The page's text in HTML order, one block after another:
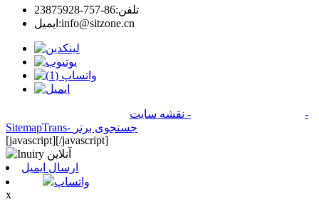
تلفن:86-757-23875928
ایمیل:info@sitzone.cn
- نقشه سایت
-
SitemapTrans
- جستجوی برتر
[javascript][/javascript]
ارسال ایمیل
واتساپ
x